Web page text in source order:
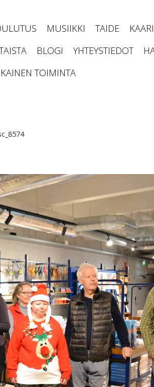
MUSIIKKI TAIDE
BLOGI YHTEYSTIEDOT
TOIMINTA